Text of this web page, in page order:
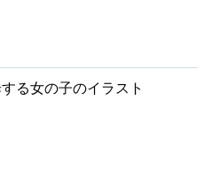
る女の子のイラスト